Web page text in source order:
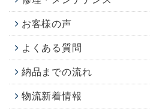
お客様の声
よくある質問
納品までの流れ
物流新着情報